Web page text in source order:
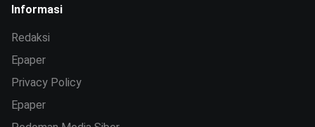
Informasi
Redaksi
Epaper
Privacy Policy
Epaper